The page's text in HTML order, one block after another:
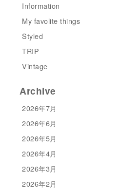
Information
My favolite things
Styled
TRIP
Vintage
Archive
2026年7月
2026年6月
2026年5月
2026年4月
2026年3月
2026年2月